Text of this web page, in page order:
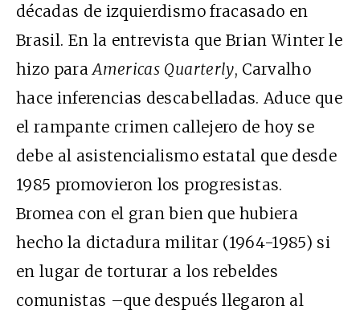
décadas de izquierdismo fracasado en
Brasil. En la entrevista que Brian Winter le
hizo paraAmericas Quarterly, Carvalho
hace inferencias descabelladas. Aduce que
el rampante crimen callejero de hoy se
debe al asistencialismo estatal que desde
1985 promovieron los progresistas.
Bromea con el gran bien que hubiera
hecho la dictadura militar (1964-1985) si
en lugar de torturar a los rebeldes
comunistas –que después llegaron al